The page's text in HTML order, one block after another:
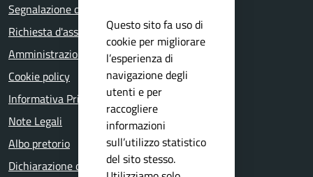
Segnalazione disservizio
Richiesta d'assistenza
Amministrazione trasparente
Cookie policy
Informativa Privacy
Note Legali
Albo pretorio
Dichiarazione di accessibilità
Questo sito fa uso di
cookie per migliorare
l’esperienza di
navigazione degli
utenti e per
raccogliere
informazioni
sull’utilizzo statistico
del sito stesso.